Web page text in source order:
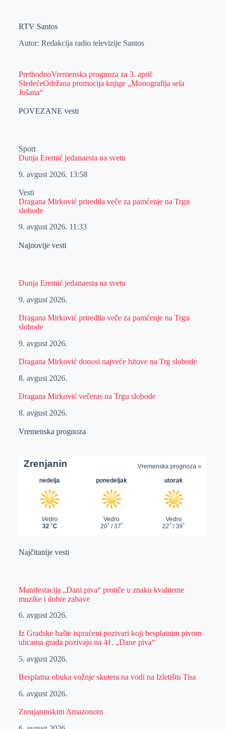
RTV Santos
Autor: Redakcija radio televizije Santos
PrethodnoVremenska prognoza za 3. april
SledećeOdržana promocija knjige „Monografija sela
Jošana“
POVEZANE vesti
Sport
Dunja Eremić jedanaesta na svetu
9. avgust 2026. 13:58
Vesti
Dragana Mirković priredila veče za pamćenje na Trgu
slobode
9. avgust 2026. 11:33
Najnovije vesti
Dunja Eremić jedanaesta na svetu
9. avgust 2026.
Dragana Mirković priredila veče za pamćenje na Trgu
slobode
9. avgust 2026.
Dragana Mirković donosi najveće hitove na Trg slobode
8. avgust 2026.
Dragana Mirković večeras na Trgu slobode
8. avgust 2026.
Vremenska prognoza
Najčitanije vesti
Manifestacija „Dani piva“ protiče u znaku kvalitetne
muzike i dobre zabave
6. avgust 2026.
Iz Gradske bašte ispraćeni pozivari koji besplatnim pivom
ulicama grada pozivaju na 41. „Dane piva“
5. avgust 2026.
Besplatna obuka vožnje skutera na vodi na Izletištu Tisa
6. avgust 2026.
Zrenjaninskim Amazonom